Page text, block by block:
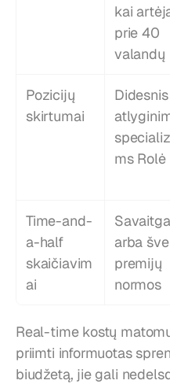
kai
prie 40
valandų
Pozicijų
skirtumai
Didesnis
ms Rolė
Time-and-
a-half
skaičiavim
ai
arba
premijų
normos
Real-time kostų
priimti informuotas
biudžetą, jie gali